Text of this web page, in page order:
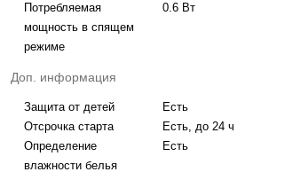
Потребляемая
мощность в спящем
режиме
0.6 Вт
Доп. информация
Защита от детей
Есть
Отсрочка старта
Есть, до 24 ч
Определение
влажности белья
Есть